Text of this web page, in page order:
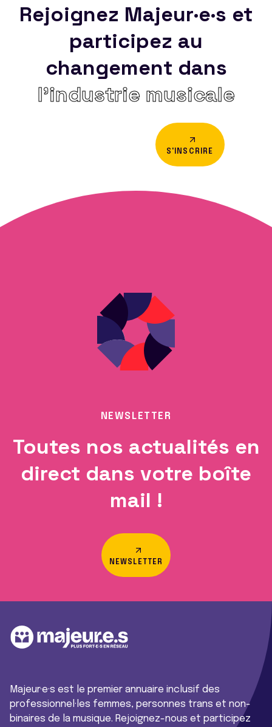
Rejoignez Majeur·e·s et
participez au
changement dans
l’industrie musicale
S'INSCRIRE
NEWSLETTER
Toutes nos actualités en
direct dans votre boîte
mail !
NEWSLETTER
Majeur·e·s est le premier annuaire inclusif des
professionnel·les femmes, personnes trans et non-
binaires de la musique. Rejoignez-nous et participez